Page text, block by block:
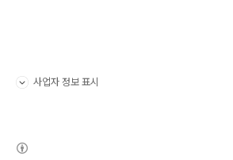
사업자 정보 표시